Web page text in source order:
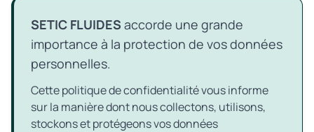
SETIC FLUIDES accorde une grande
importance à la protection de vos données
personnelles.
Cette politique de confidentialité vous informe
sur la manière dont nous collectons, utilisons,
stockons et protégeons vos données